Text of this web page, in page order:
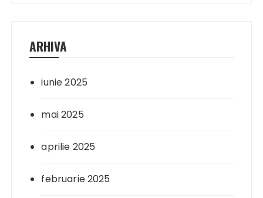
ARHIVA
iunie 2025
mai 2025
aprilie 2025
februarie 2025